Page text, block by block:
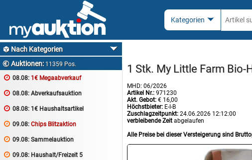
 Nach Kategorien
 Auktionen: 11359 Pos.
 08.08: 1€ Megaabverkauf
 08.08: Abverkaufsauktion
 08.08: 1€ Haushaltsartikel
 09.08: Chips Blitzaktion
 09.08: Sammelauktion
 09.08: Haushalt/Freizeit 5
1 Stk. My Little Farm Bio-
MHD: 06/2026
Artikel Nr.: 971230
Akt. Gebot: € 16,00
Höchstbieter: E-I-B
Zuschlagzeitpunkt: 24.06.2026 12:12:00
verbleibende Zeit abgelaufen
Alle Preise bei dieser Versteigerung sind